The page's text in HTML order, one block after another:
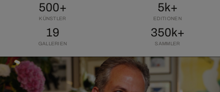
500+
KÜNSTLER
5k+
EDITIONEN
19
GALLERIEN
350k+
SAMMLER